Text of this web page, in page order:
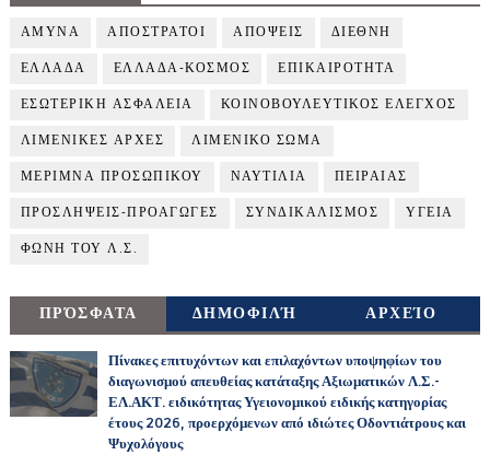
ΑΜΥΝΑ ΑΠΟΣΤΡΑΤΟΙ ΑΠΟΨΕΙΣ ΔΙΕΘΝΗ
ΕΛΛΑΔΑ ΕΛΛΑΔΑ-ΚΟΣΜΟΣ ΕΠΙΚΑΙΡΟΤΗΤΑ
ΕΣΩΤΕΡΙΚΗ ΑΣΦΑΛΕΙΑ ΚΟΙΝΟΒΟΥΛΕΥΤΙΚΟΣ ΕΛΕΓΧΟΣ
ΛΙΜΕΝΙΚΕΣ ΑΡΧΕΣ ΛΙΜΕΝΙΚΟ ΣΩΜΑ
ΜΕΡΙΜΝΑ ΠΡΟΣΩΠΙΚΟΥ ΝΑΥΤΙΛΙΑ ΠΕΙΡΑΙΑΣ
ΠΡΟΣΛΗΨΕΙΣ-ΠΡΟΑΓΩΓΕΣ ΣΥΝΔΙΚΑΛΙΣΜΟΣ ΥΓΕΙΑ
ΦΩΝΗ ΤΟΥ Λ.Σ.
ΠΡΌΣΦΑΤΑ ΔΗΜΟΦΙΛΉ ΑΡΧΕΊΟ
Πίνακες επιτυχόντων και επιλαχόντων υποψηφίων του
διαγωνισμού απευθείας κατάταξης Αξιωματικών Λ.Σ.-
ΕΛ.ΑΚΤ. ειδικότητας Υγειονομικού ειδικής κατηγορίας
έτους 2026, προερχόμενων από ιδιώτες Οδοντιάτρους και
Ψυχολόγους